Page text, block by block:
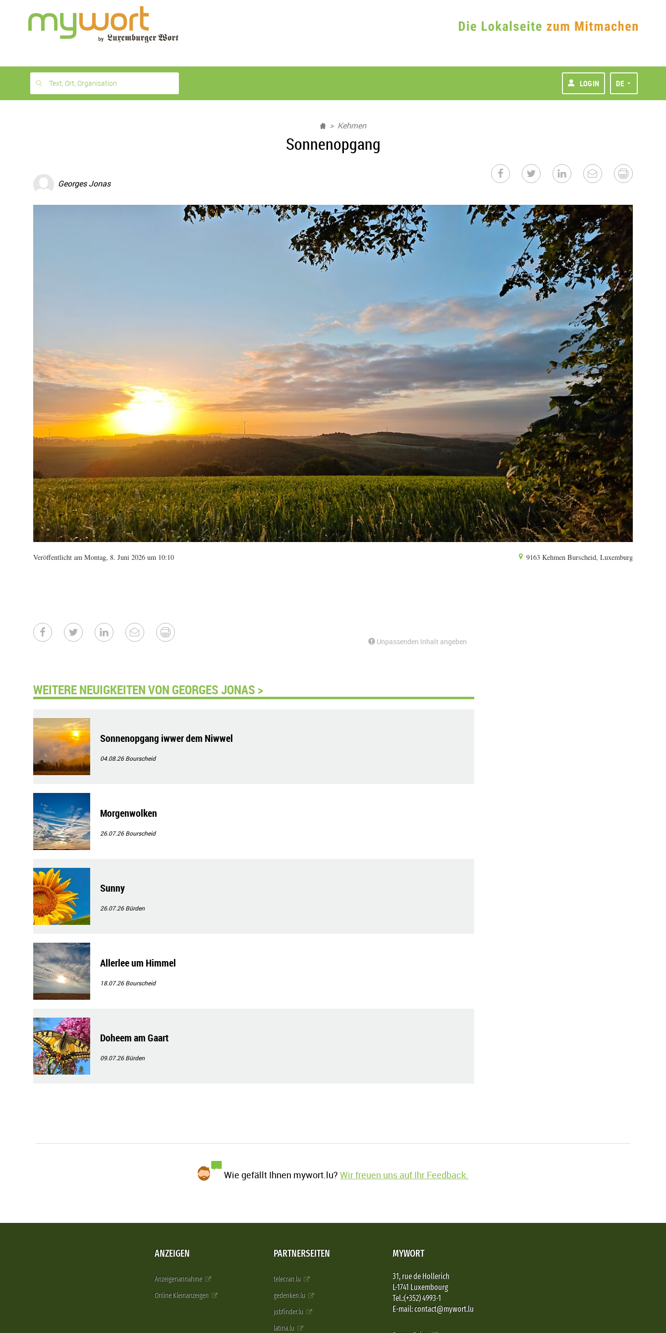
month
free
Text, Ort, Organisation LOGIN DE
Kehmen
Sonnenopgang
Georges Jonas
Veröffentlicht am Montag, 8. Juni 2026 um 10:10 9163 Kehmen Burscheid, Luxemburg
Unpassenden Inhalt angeben
WEITERE NEUIGKEITEN VON GEORGES JONAS >
Sonnenopgang iwwer dem Niwwel
04.08.26Bourscheid
Morgenwolken
26.07.26Bourscheid
Sunny
26.07.26Bürden
Allerlee um Himmel
18.07.26Bourscheid
Doheem am Gaart
09.07.26Bürden
Wie gefällt Ihnen mywort.lu?Wir freuen uns auf Ihr Feedback.
ANZEIGEN
Anzeigenannahme
Online Kleinanzeigen
PARTNERSEITEN
telecran.lu
gedenken.lu
jobfinder.lu
latina.lu
MYWORT
31, rue de Hollerich
L-1741 Luxembourg
Tel.:(+352) 4993-1
E-mail: contact@mywort.lu